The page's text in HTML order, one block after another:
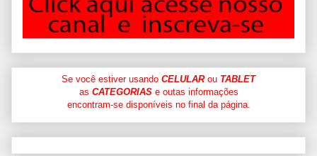
Se você estiver usando CELULARou TABLET
as CATEGORIASe outas informações
encontram-se disponíveis no final da página.